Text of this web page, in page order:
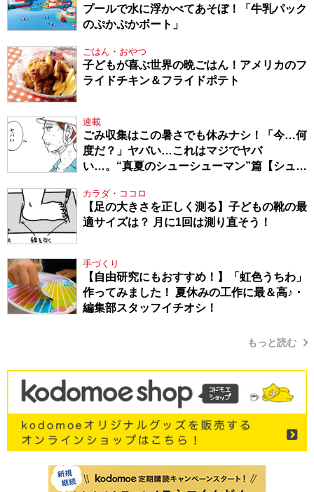
プールで水に浮かべてあそぼ！「牛乳パック
のぷかぷかボート」
ごはん・おやつ
子どもが喜ぶ世界の晩ごはん！アメリカのフ
ライドチキン＆フライドポテト
連載
ごみ収集はこの暑さでも休みナシ！「今…何
度だ？」ヤバい…これはマジでヤバ
い…。“真夏のシューシューマン”篇【シュー
カラダ・ココロ
【足の大きさを正しく測る】子どもの靴の最
適サイズは？ 月に1回は測り直そう！
手づくり
【自由研究にもおすすめ！】「虹色うちわ」
作ってみました！ 夏休みの工作に最＆高♪・
編集部スタッフイチオシ！
もっと読む